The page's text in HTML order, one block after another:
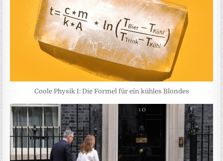
Coole Physik I: Die Formel für ein kühles Blondes